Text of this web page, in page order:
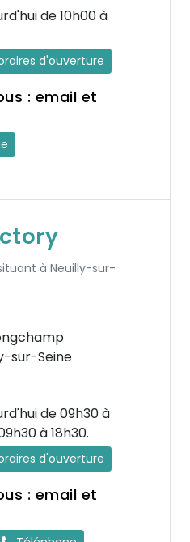
de 10h00 à
d'ouverture
: email et
à Neuilly-sur-
sur-Seine
de 09h30 à
à 18h30.
d'ouverture
: email et